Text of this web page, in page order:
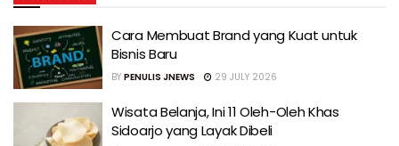
Cara Membuat Brand yang Kuat untuk
Bisnis Baru
BY PENULIS JNEWS 29 JULY 2026
Wisata Belanja, Ini 11 Oleh-Oleh Khas
Sidoarjo yang Layak Dibeli